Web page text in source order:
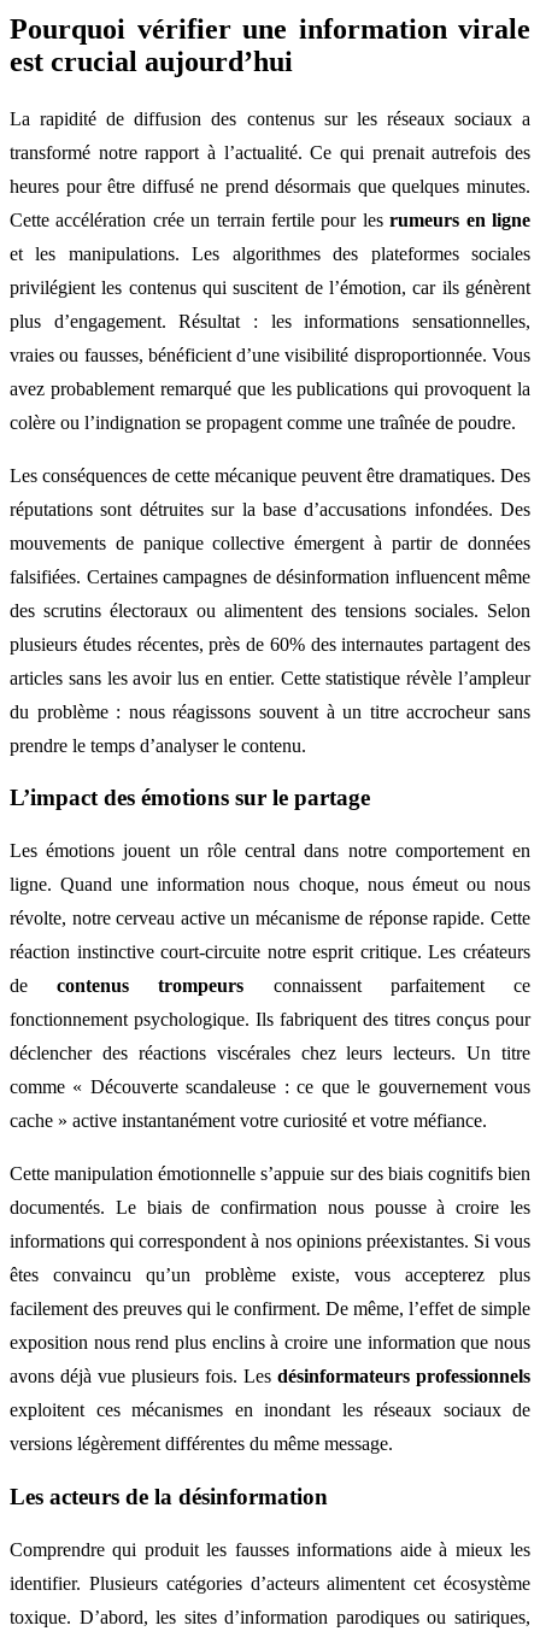
Pourquoi vérifier une information virale
est crucial aujourd’hui
La rapidité de diffusion des contenus sur les réseaux sociaux a
transformé notre rapport à l’actualité. Ce qui prenait autrefois des
heures pour être diffusé ne prend désormais que quelques minutes.
Cette accélération crée un terrain fertile pour lesrumeurs en ligne
et les manipulations. Les algorithmes des plateformes sociales
privilégient les contenus qui suscitent de l’émotion, car ils génèrent
plus d’engagement. Résultat : les informations sensationnelles,
vraies ou fausses, bénéficient d’une visibilité disproportionnée. Vous
avez probablement remarqué que les publications qui provoquent la
colère ou l’indignation se propagent comme une traînée de poudre.
Les conséquences de cette mécanique peuvent être dramatiques. Des
réputations sont détruites sur la base d’accusations infondées. Des
mouvements de panique collective émergent à partir de données
falsifiées. Certaines campagnes de désinformation influencent même
des scrutins électoraux ou alimentent des tensions sociales. Selon
plusieurs études récentes, près de 60% des internautes partagent des
articles sans les avoir lus en entier. Cette statistique révèle l’ampleur
du problème : nous réagissons souvent à un titre accrocheur sans
prendre le temps d’analyser le contenu.
L’impact des émotions sur le partage
Les émotions jouent un rôle central dans notre comportement en
ligne. Quand une information nous choque, nous émeut ou nous
révolte, notre cerveau active un mécanisme de réponse rapide. Cette
réaction instinctive court-circuite notre esprit critique. Les créateurs
decontenus trompeurs connaissent parfaitement ce
fonctionnement psychologique. Ils fabriquent des titres conçus pour
déclencher des réactions viscérales chez leurs lecteurs. Un titre
comme « Découverte scandaleuse : ce que le gouvernement vous
cache » active instantanément votre curiosité et votre méfiance.
Cette manipulation émotionnelle s’appuie sur des biais cognitifs bien
documentés. Le biais de confirmation nous pousse à croire les
informations qui correspondent à nos opinions préexistantes. Si vous
êtes convaincu qu’un problème existe, vous accepterez plus
facilement des preuves qui le confirment. De même, l’effet de simple
exposition nous rend plus enclins à croire une information que nous
avons déjà vue plusieurs fois. Les désinformateurs professionnels
exploitent ces mécanismes en inondant les réseaux sociaux de
versions légèrement différentes du même message.
Les acteurs de la désinformation
Comprendre qui produit les fausses informations aide à mieux les
identifier. Plusieurs catégories d’acteurs alimentent cet écosystème
toxique. D’abord, les sites d’information parodiques ou satiriques,